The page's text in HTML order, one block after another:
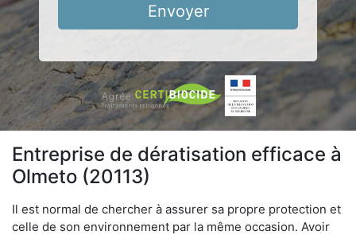
Envoyer
Entreprise de dératisation efficace à
Olmeto (20113)
Il est normal de chercher à assurer sa propre protection et
celle de son environnement par la même occasion. Avoir